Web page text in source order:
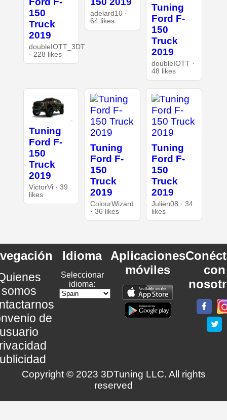
150
Truck
2019
doubleIOTT_3DT
· 228 likes
adelard10 ·
64 likes
Tuning
Ford F-
150
Truck
2019
doubleIOTT ·
48 likes
Tuning
Ford F-
150
Truck
2019
VictorVi · 39
likes
Tuning
Ford F-
150
Truck
2019
ColourWizard
· 36 likes
Tuning
Ford F-
150
Truck
2019
Julien08 · 34
likes
somos
de
Idioma
Seleccionar
idioma:
Aplicaciones
móviles
con
Copyright © 2023 3DTuning LLC. All rights
reserved